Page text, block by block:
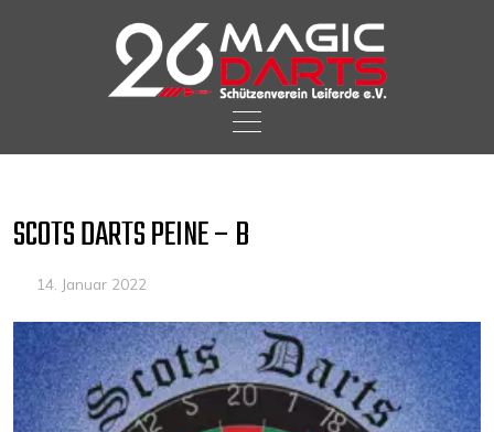
content
SCOTS DARTS PEINE – B
14. Januar 2022